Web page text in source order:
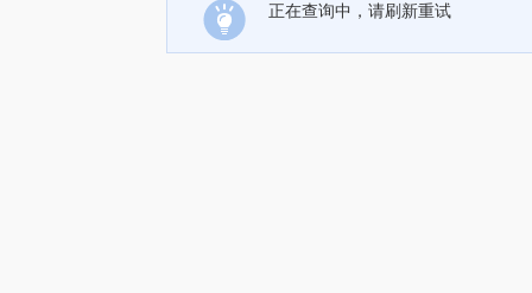
正在查询中，请刷新重试